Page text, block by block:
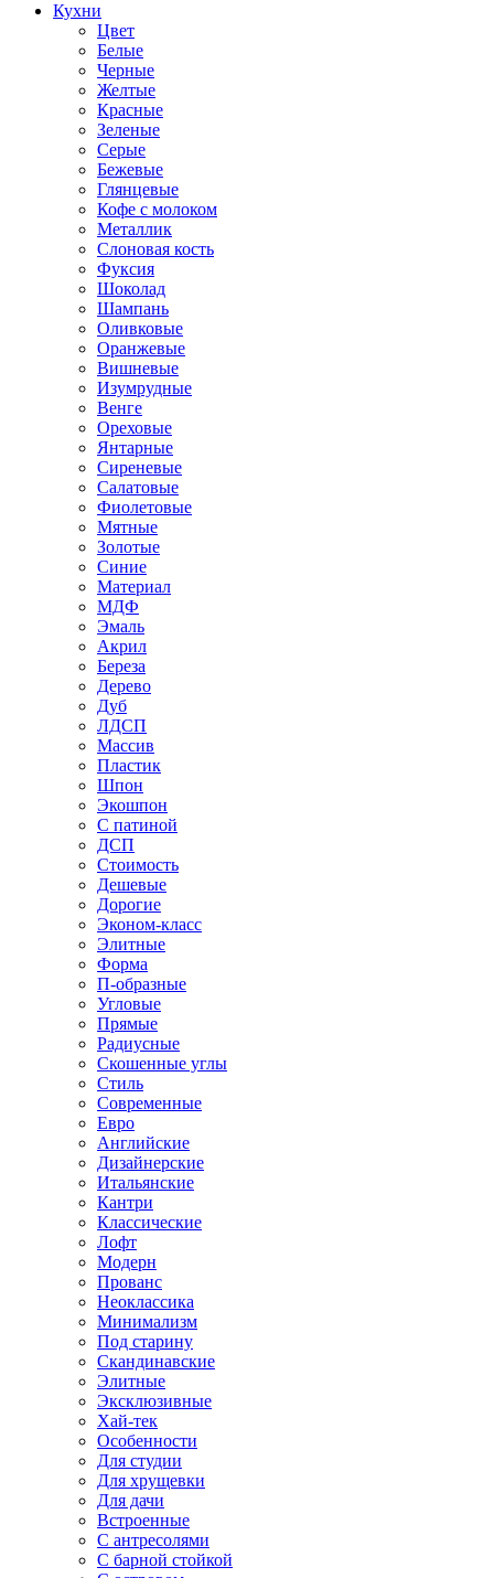
Кухни
Цвет
Белые
Черные
Желтые
Красные
Зеленые
Серые
Бежевые
Глянцевые
Кофе с молоком
Металлик
Слоновая кость
Фуксия
Шоколад
Шампань
Оливковые
Оранжевые
Вишневые
Изумрудные
Венге
Ореховые
Янтарные
Сиреневые
Салатовые
Фиолетовые
Мятные
Золотые
Синие
Материал
МДФ
Эмаль
Акрил
Береза
Дерево
Дуб
ЛДСП
Массив
Пластик
Шпон
Экошпон
С патиной
ДСП
Стоимость
Дешевые
Дорогие
Эконом-класс
Элитные
Форма
П-образные
Угловые
Прямые
Радиусные
Скошенные углы
Стиль
Современные
Евро
Английские
Дизайнерские
Итальянские
Кантри
Классические
Лофт
Модерн
Прованс
Неоклассика
Минимализм
Под старину
Скандинавские
Элитные
Эксклюзивные
Хай-тек
Особенности
Для студии
Для хрущевки
Для дачи
Встроенные
С антресолями
С барной стойкой